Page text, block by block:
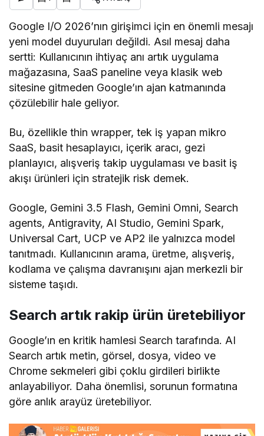
Google I/O 2026’nın girişimci için en önemli mesajı
yeni model duyuruları değildi. Asıl mesaj daha
sertti: Kullanıcının ihtiyaç anı artık uygulama
mağazasına, SaaS paneline veya klasik web
sitesine gitmeden Google’ın ajan katmanında
çözülebilir hale geliyor.
Bu, özellikle thin wrapper, tek iş yapan mikro
SaaS, basit hesaplayıcı, içerik aracı, gezi
planlayıcı, alışveriş takip uygulaması ve basit iş
akışı ürünleri için stratejik risk demek.
Google, Gemini 3.5 Flash, Gemini Omni, Search
agents, Antigravity, AI Studio, Gemini Spark,
Universal Cart, UCP ve AP2 ile yalnızca model
tanıtmadı. Kullanıcının arama, üretme, alışveriş,
kodlama ve çalışma davranışını ajan merkezli bir
sisteme taşıdı.
Search artık rakip ürün üretebiliyor
Google’ın en kritik hamlesi Search tarafında. AI
Search artık metin, görsel, dosya, video ve
Chrome sekmeleri gibi çoklu girdileri birlikte
anlayabiliyor. Daha önemlisi, sorunun formatına
göre anlık arayüz üretebiliyor.